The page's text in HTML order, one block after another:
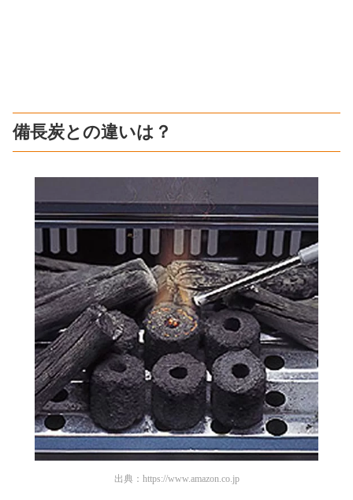
備長炭との違いは？
出典： https://www.amazon.co.jp